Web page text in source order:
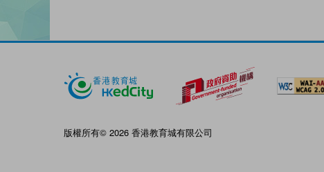
版權所有© 2026 香港教育城有限公司